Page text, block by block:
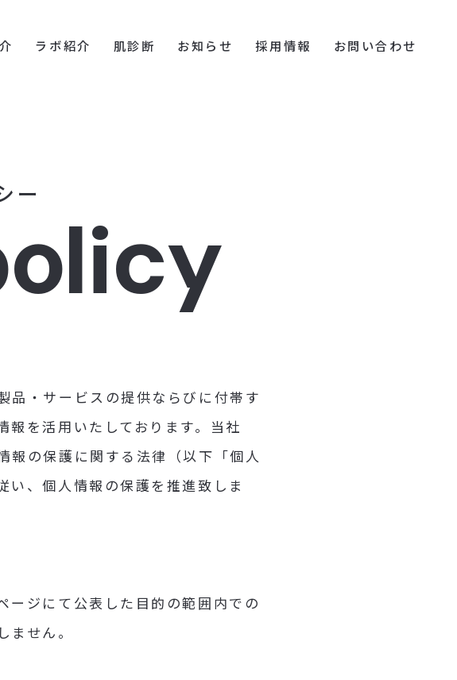
ラボ紹介 肌診断 お知らせ 採用情報 お問い合わせ
ー
olicy
品・サービスの提供ならびに付帯す
を活用いたしております。当社
報の保護に関する法律（以下「個人
い、個人情報の保護を推進致しま
ージにて公表した目的の範囲内での
せん。